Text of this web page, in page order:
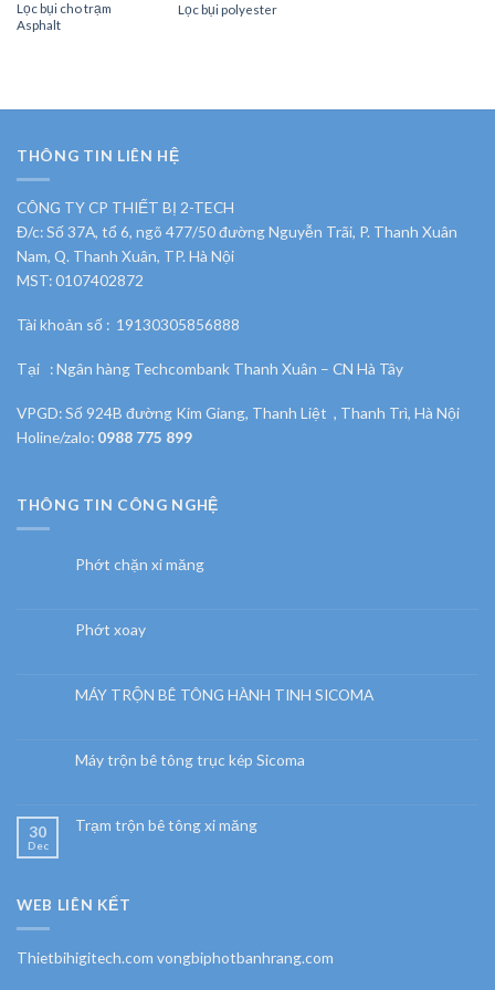
Lọc bụi cho trạm
Asphalt
Lọc bụi polyester
THÔNG TIN LIÊN HỆ
CÔNG TY CP THIẾT BỊ 2-TECH
Đ/c: Số 37A, tổ 6, ngõ 477/50 đường Nguyễn Trãi, P. Thanh Xuân
Nam, Q. Thanh Xuân, TP. Hà Nội
MST: 0107402872
Tài khoản số : 19130305856888
Tại : Ngân hàng Techcombank Thanh Xuân – CN Hà Tây
VPGD: Số 924B đường Kim Giang, Thanh Liệt , Thanh Trì, Hà Nội
Holine/zalo: 0988 775 899
THÔNG TIN CÔNG NGHỆ
Phớt chặn xi măng
Phớt xoay
MÁY TRỘN BÊ TÔNG HÀNH TINH SICOMA
Máy trộn bê tông trục kép Sicoma
30
Dec
Trạm trộn bê tông xi măng
WEB LIÊN KẾT
Thietbihigitech.com vongbiphotbanhrang.com